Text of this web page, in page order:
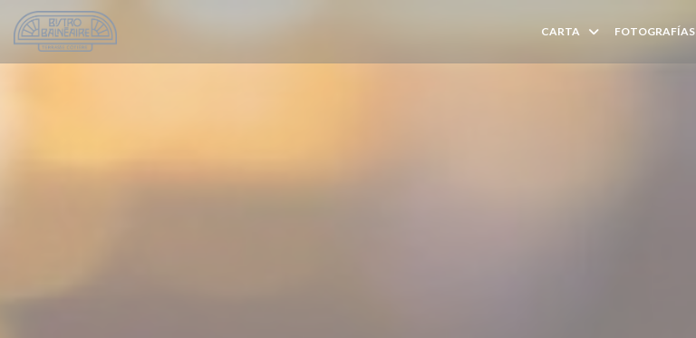
Personalización de sus opciones de cookies
CARTA FOTOGRAFÍAS